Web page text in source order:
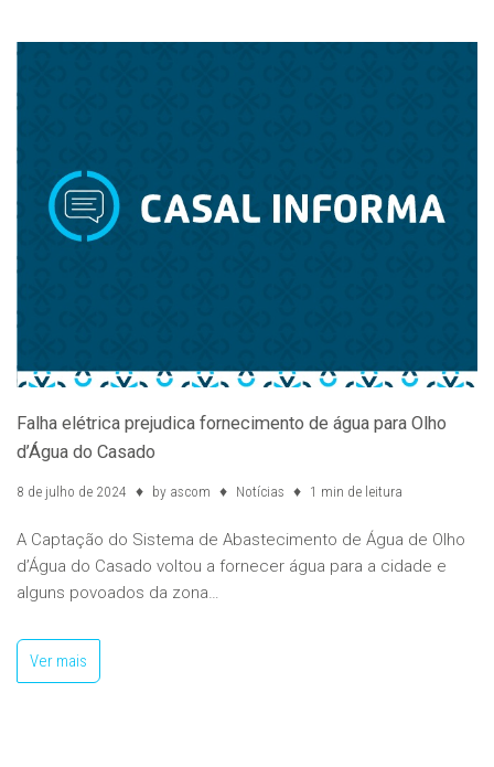
Falha elétrica prejudica fornecimento de água para Olho
d’Água do Casado
8 de julho de 2024 by ascom Notícias 1 min de leitura
A Captação do Sistema de Abastecimento de Água de Olho
d’Água do Casado voltou a fornecer água para a cidade e
alguns povoados da zona…
Ver mais